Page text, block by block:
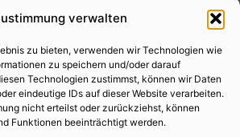
verwalten
zu bieten, verwenden wir Technologien wie
zu speichern und/oder darauf
Technologien zustimmst, können wir Daten
eindeutige IDs auf dieser Website verarbeiten.
nicht erteilst oder zurückziehst, können
Funktionen beeinträchtigt werden.
Fotoservice
Videoservice
Werbung
Contenterstellung
Lokalnachrichten